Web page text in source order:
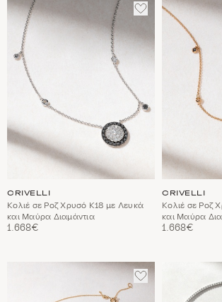
ΠΡΟΣΘΈΣΤΕ
ΣΤΑ
ΑΓΑΠΗΜΈΝΑ
CRIVELLI
Κολιέ σε Ροζ Χρυσό Κ18 με Λευκά
και Μαύρα Διαμάντια
1.668€
CRIVELLI
Κολιέ σε Ροζ
και Μαύρα
1.668€
ΠΡΟΣΘΈΣΤΕ
ΣΤΑ
ΑΓΑΠΗΜΈΝΑ